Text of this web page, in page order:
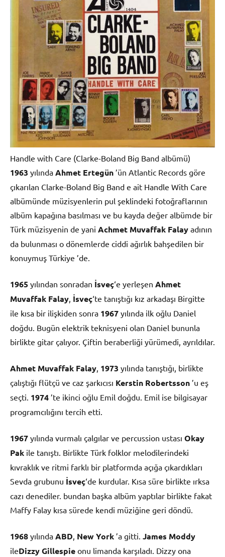
Handle with Care (Clarke-Boland Big Band albümü)
1963 yılında Ahmet Ertegün ’ün Atlantic Records göre
çıkarılan Clarke-Boland Big Band e ait Handle With Care
albümünde müzisyenlerin pul şeklindeki fotoğraflarının
albüm kapağına basılması ve bu kayda değer albümde bir
Türk müzisyenin de yani Achmet Muvaffak Falay adının
da bulunması o dönemlerde ciddi ağırlık bahşedilen bir
konuymuş Türkiye ’de.
1965 yılından sonradan İsveç‘e yerleşen Ahmet
Muvaffak Falay, İsveç‘te tanıştığı kız arkadaşı Birgitte
ile kısa bir ilişkiden sonra 1967 yılında ilk oğlu Daniel
doğdu. Bugün elektrik teknisyeni olan Daniel bununla
birlikte gitar çalıyor. Çiftin beraberliği yürümedi, ayrıldılar.
Ahmet Muvaffak Falay, 1973 yılında tanıştığı, birlikte
çalıştığı flütçü ve caz şarkıcısı Kerstin Robertsson ’u eş
seçti. 1974 ’te ikinci oğlu Emil doğdu. Emil ise bilgisayar
programcılığını tercih etti.
1967 yılında vurmalı çalgılar ve percussion ustası Okay
Pak ile tanıştı. Birlikte Türk folklor melodilerindeki
kıvraklık ve ritmi farklı bir platformda açığa çıkardıkları
Sevda grubunu İsveç‘de kurdular. Kısa süre birlikte ırksa
cazı denediler. bundan başka albüm yaptılar birlikte fakat
Maffy Falay kısa sürede kendi müziğine geri döndü.
1968 yılında ABD, New York ’a gitti. James Moddy
ileDizzy Gillespie onu limanda karşıladı. Dizzy ona